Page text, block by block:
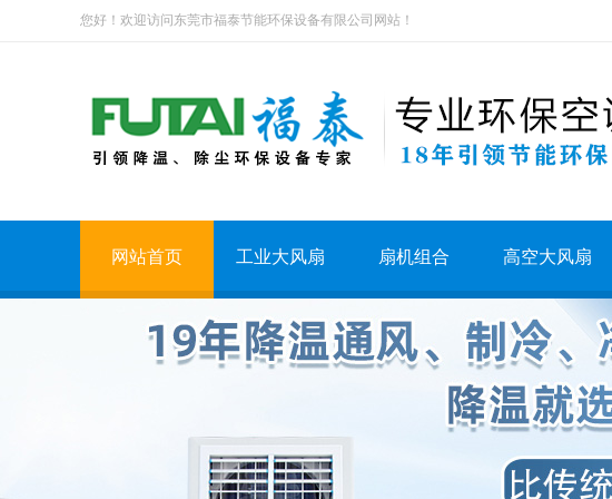
您好！欢迎访问东莞市福泰节能环保设备有限公司网站！
网站首页 工业大风扇 扇机组合 高空大风扇